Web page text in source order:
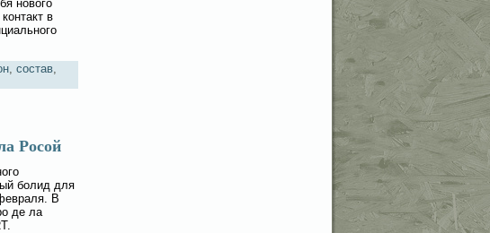
новοгο
в
, состав,
Росой
бοлид для
В
де ла